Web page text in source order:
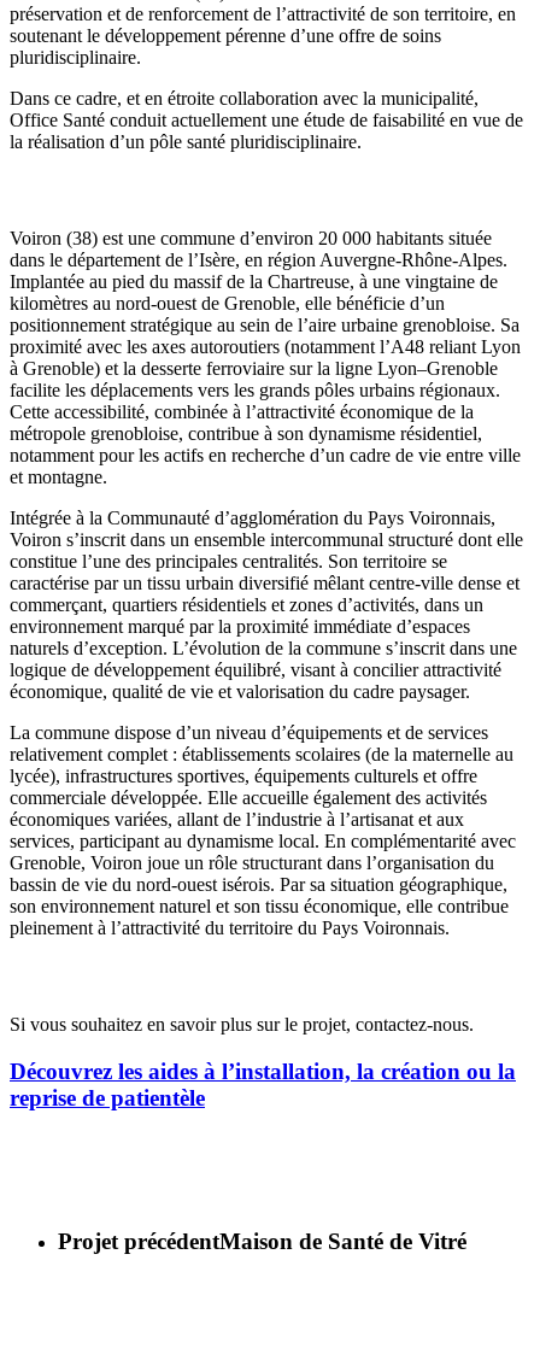
préservation et de renforcement de l’attractivité de son territoire, en
soutenant le développement pérenne d’une offre de soins
pluridisciplinaire.
Dans ce cadre, et en étroite collaboration avec la municipalité,
Office Santé conduit actuellement une étude de faisabilité en vue de
la réalisation d’un pôle santé pluridisciplinaire.
Voiron (38) est une commune d’environ 20 000 habitants située
dans le département de l’Isère, en région Auvergne-Rhône-Alpes.
Implantée au pied du massif de la Chartreuse, à une vingtaine de
kilomètres au nord-ouest de Grenoble, elle bénéficie d’un
positionnement stratégique au sein de l’aire urbaine grenobloise. Sa
proximité avec les axes autoroutiers (notamment l’A48 reliant Lyon
à Grenoble) et la desserte ferroviaire sur la ligne Lyon–Grenoble
facilite les déplacements vers les grands pôles urbains régionaux.
Cette accessibilité, combinée à l’attractivité économique de la
métropole grenobloise, contribue à son dynamisme résidentiel,
notamment pour les actifs en recherche d’un cadre de vie entre ville
et montagne.
Intégrée à la Communauté d’agglomération du Pays Voironnais,
Voiron s’inscrit dans un ensemble intercommunal structuré dont elle
constitue l’une des principales centralités. Son territoire se
caractérise par un tissu urbain diversifié mêlant centre-ville dense et
commerçant, quartiers résidentiels et zones d’activités, dans un
environnement marqué par la proximité immédiate d’espaces
naturels d’exception. L’évolution de la commune s’inscrit dans une
logique de développement équilibré, visant à concilier attractivité
économique, qualité de vie et valorisation du cadre paysager.
La commune dispose d’un niveau d’équipements et de services
relativement complet : établissements scolaires (de la maternelle au
lycée), infrastructures sportives, équipements culturels et offre
commerciale développée. Elle accueille également des activités
économiques variées, allant de l’industrie à l’artisanat et aux
services, participant au dynamisme local. En complémentarité avec
Grenoble, Voiron joue un rôle structurant dans l’organisation du
bassin de vie du nord-ouest isérois. Par sa situation géographique,
son environnement naturel et son tissu économique, elle contribue
pleinement à l’attractivité du territoire du Pays Voironnais.
Si vous souhaitez en savoir plus sur le projet, contactez-nous.
Découvrez les aides à l’installation, la création ou la
reprise de patientèle
Projet précédentMaison de Santé de Vitré